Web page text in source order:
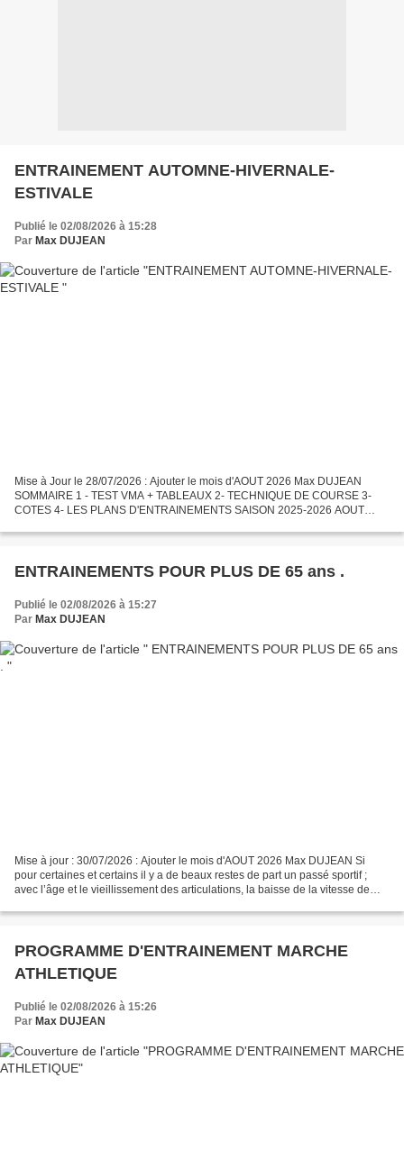
ENTRAINEMENT AUTOMNE-HIVERNALE-
ESTIVALE
Publié le 02/08/2026 à 15:28
Par Max DUJEAN
Mise à Jour le 28/07/2026 : Ajouter le mois d'AOUT 2026 Max DUJEAN
SOMMAIRE 1 - TEST VMA + TABLEAUX 2- TECHNIQUE DE COURSE 3-
COTES 4- LES PLANS D'ENTRAINEMENTS SAISON 2025-2026 AOUT
ENTRAINEMENTS POUR PLUS DE 65 ans .
Publié le 02/08/2026 à 15:27
Par Max DUJEAN
Mise à jour : 30/07/2026 : Ajouter le mois d'AOUT 2026 Max DUJEAN Si
pour certaines et certains il y a de beaux restes de part un passé sportif ;
avec l’âge et le vieillissement des articulations, la baisse de la vitesse de
PROGRAMME D'ENTRAINEMENT MARCHE
ATHLETIQUE
Publié le 02/08/2026 à 15:26
Par Max DUJEAN